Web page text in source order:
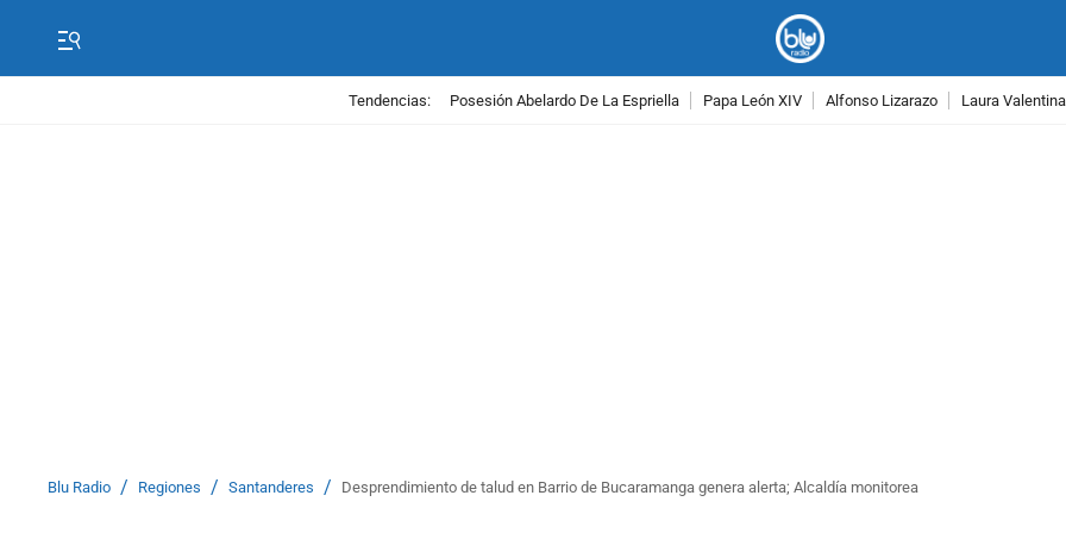
Tendencias: Posesión Abelardo De La Espriella Papa León XIV Alfonso Lizarazo Laura
Blu Radio / Regiones / Santanderes / Desprendimiento de talud en Barrio de Bucaramanga genera alerta; Alcaldía monitorea